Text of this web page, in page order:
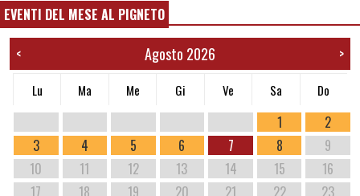
EVENTI DEL MESE AL PIGNETO
< Agosto 2026 >
Lu Ma Me Gi Ve Sa Do
1
2
3
4 5 6 7 8
9
10
11 12 13 14 15
16
17
18 19 20 21 22 23